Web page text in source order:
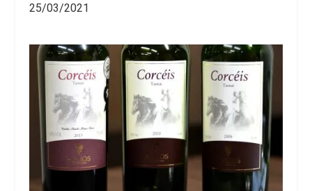
25/03/2021